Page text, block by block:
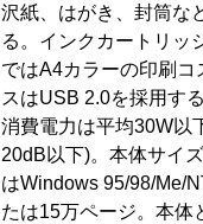
沢紙、はがき、封筒な
る。インクカートリッ
ではA4カラーの印刷
スはUSB 2.0を採用す
消費電力は平均30W以
20dB以下)。本体サイ
はWindows 95/98/Me/
たは15万ページ。本体